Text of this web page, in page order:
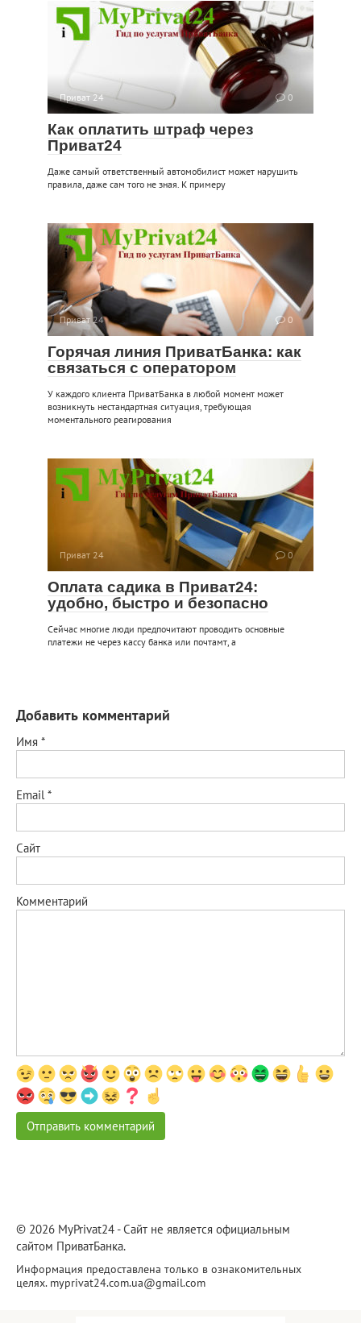
Приват 24 0
Как оплатить штраф через
Приват24
Даже самый ответственный автомобилист может нарушить
правила, даже сам того не зная. К примеру
Приват 24 0
Горячая линия ПриватБанка: как
связаться с оператором
У каждого клиента ПриватБанка в любой момент может
возникнуть нестандартная ситуация, требующая
моментального реагирования
Приват 24 0
Оплата садика в Приват24:
удобно, быстро и безопасно
Сейчас многие люди предпочитают проводить основные
платежи не через кассу банка или почтамт, а
Добавить комментарий
Имя *
Email*
Сайт
Комментарий
© 2026 MyPrivat24 - Сайт не является официальным
сайтом ПриватБанка.
Информация предоставлена только в ознакомительных
целях. myprivat24.com.ua@gmail.com